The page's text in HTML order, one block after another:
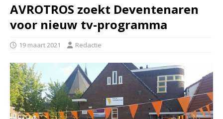
AVROTROS zoekt Deventenaren
voor nieuw tv-programma
19 maart 2021 Redactie